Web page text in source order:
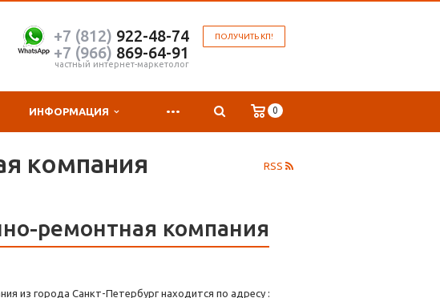
ПОЛУЧИТЬ КП!
+7 (812) 922-48-74
+7 (966) 869-64-91
частный интернет-маркетолог
ИНФОРМАЦИЯ ... 0
RSS
компания
ремонтная компания
из города Санкт-Петербург находится по адресу :